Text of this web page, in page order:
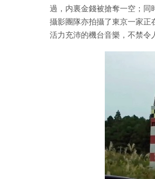
過，内裏金錢被搶奪一空；同
攝影團隊亦拍攝了東京一家正
活力充沛的機台音樂，不禁令